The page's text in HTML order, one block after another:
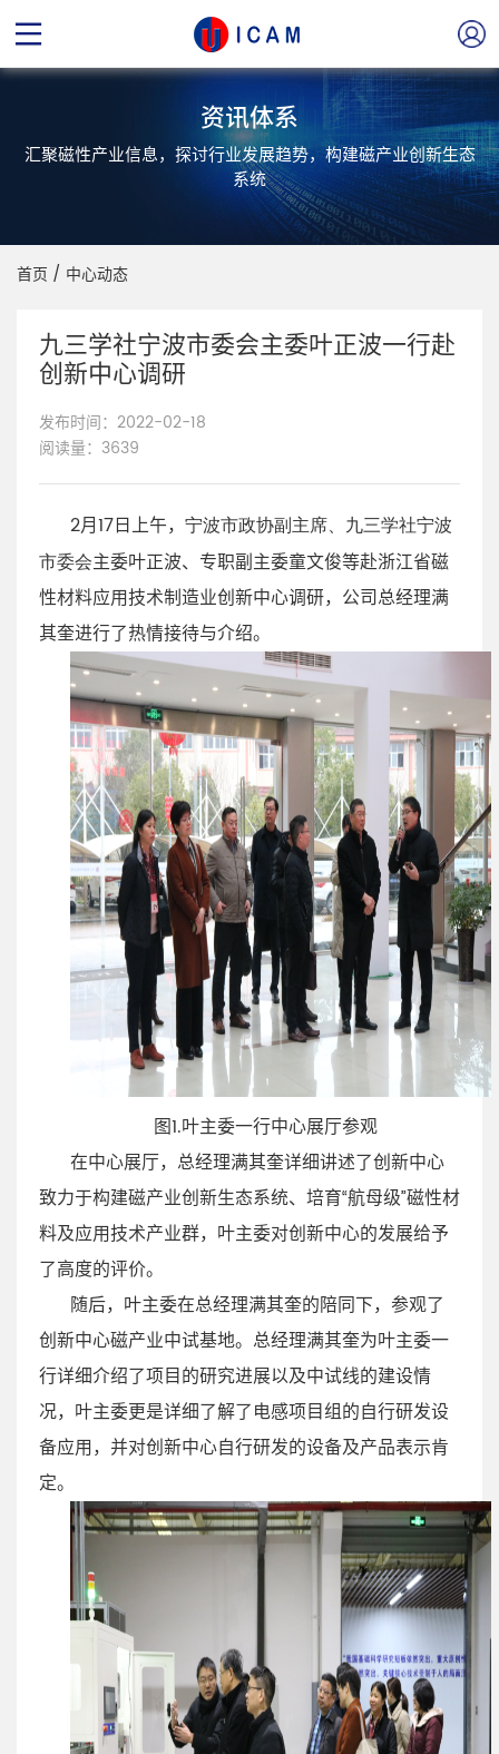
资讯体系
汇聚磁性产业信息，探讨行业发展趋势，构建磁产业创新生态
系统
首页 / 中心动态
九三学社宁波市委会主委叶正波一行赴
创新中心调研
发布时间：2022-02-18
阅读量：3639
2月17日上午， 宁波市政协副主席、九三学社宁波
市委会主委叶正波、专职副主委童文俊等赴浙江省磁
性材料应用技术制造业创新中心调研，公司总经理满
其奎进行了热情接待与介绍。
图1.叶主委一行中心展厅参观
在中心展厅，总经理满其奎详细讲述了创新中心
致力于构建磁产业创新生态系统、培育“航母级”磁性材
料及应用技术产业群，叶主委对创新中心的发展给予
了高度的评价。
随后，叶主委在总经理满其奎的陪同下，参观了
创新中心磁产业中试基地。总经理满其奎为叶主委一
行详细介绍了项目的研究进展以及中试线的建设情
况，叶主委更是详细了解了电感项目组的自行研发设
备应用，并对创新中心自行研发的设备及产品表示肯
定。